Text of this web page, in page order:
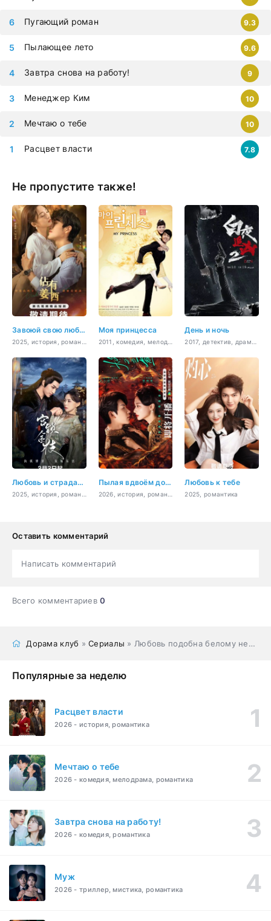
Расцвет власти 7.8
Мечтаю о тебе 10
Менеджер Ким 10
Завтра снова на работу! 9
Пылающее лето 9.6
Пугающий роман 9.3
Не пропустите также!
Завоюй свою любовь Моя принцесса День и ночь
Любовь и страдания Пылая вдвоём до рассвета Любовь к тебе
2025, романтика
Оставить комментарий
Написать комментарий
Всего комментариев0
Дорама клуб »Сериалы » Любовь подобна белому нефриту
Популярные за неделю
Расцвет власти
2026 - история, романтика
Мечтаю о тебе
2026 - комедия, мелодрама, романтика
Завтра снова на работу!
2026 - комедия, романтика
Муж
2026 - триллер, мистика, романтика